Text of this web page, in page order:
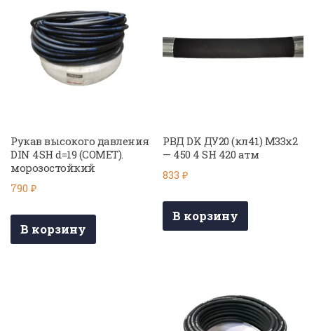
Рукав высокого давления
DIN 4SH d=19 (COMET).
морозостойкий
790 ₽
В корзину
РВД DK ДУ20 (кл41) М33х2
— 450 4 SH 420 атм
833₽
В корзину